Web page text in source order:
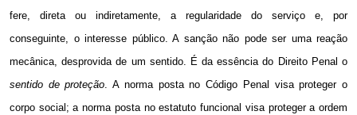
fere, direta ou indiretamente, a regularidade do serviço e, por
conseguinte, o interesse público. A sanção não pode ser uma reação
mecânica, desprovida de um sentido. É da essência do Direito Penal o
sentido de proteção. A norma posta no Código Penal visa proteger o
corpo social; a norma posta no estatuto funcional visa proteger a ordem